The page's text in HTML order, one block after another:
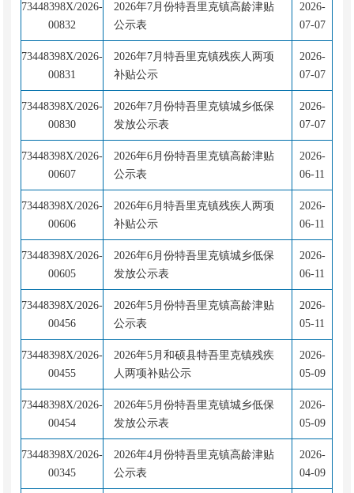
73448398X/2026-
00832
2026年7月份特吾里克镇高龄津贴
公示表
2026-
07-07
73448398X/2026-
00831
2026年7月特吾里克镇残疾人两项
补贴公示
2026-
07-07
73448398X/2026-
00830
2026年7月份特吾里克镇城乡低保
发放公示表
2026-
07-07
73448398X/2026-
00607
2026年6月份特吾里克镇高龄津贴
公示表
2026-
06-11
73448398X/2026-
00606
2026年6月特吾里克镇残疾人两项
补贴公示
2026-
06-11
73448398X/2026-
00605
2026年6月份特吾里克镇城乡低保
发放公示表
2026-
06-11
73448398X/2026-
00456
2026年5月份特吾里克镇高龄津贴
公示表
2026-
05-11
73448398X/2026-
00455
2026年5月和硕县特吾里克镇残疾
人两项补贴公示
2026-
05-09
73448398X/2026-
00454
2026年5月份特吾里克镇城乡低保
发放公示表
2026-
05-09
73448398X/2026-
00345
2026年4月份特吾里克镇高龄津贴
公示表
2026-
04-09